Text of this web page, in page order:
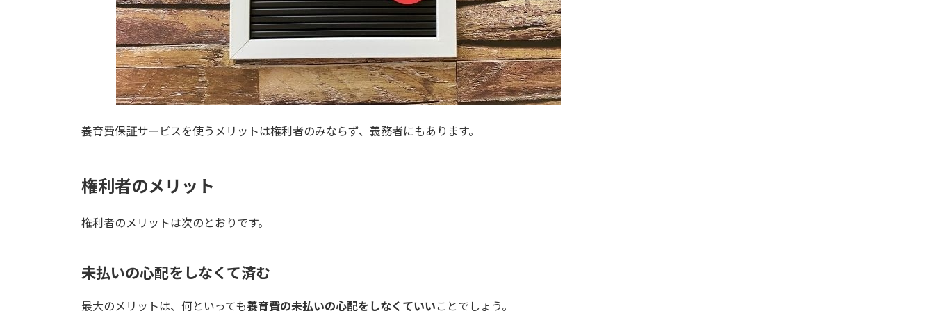
養育費保証サービスを使うメリットは権利者のみならず、義務者にもあります。
権利者のメリット
権利者のメリットは次のとおりです。
未払いの心配をしなくて済む
最大のメリットは、何といっても養育費の未払いの心配をしなくていいことでしょう。